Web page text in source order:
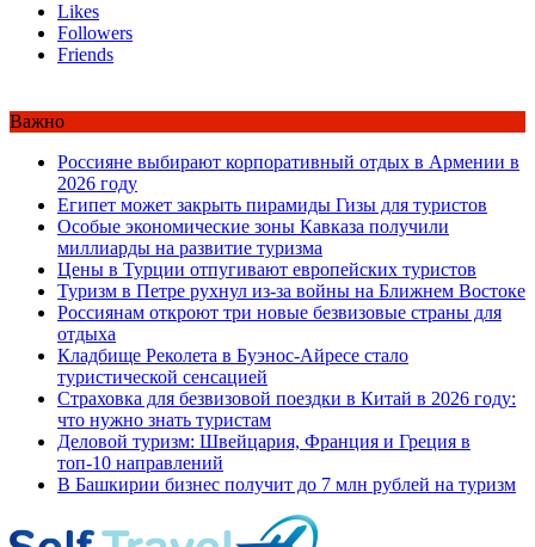
Likes
Followers
Friends
Важно
Россияне выбирают корпоративный отдых в Армении в
2026 году
Египет может закрыть пирамиды Гизы для туристов
Особые экономические зоны Кавказа получили
миллиарды на развитие туризма
Цены в Турции отпугивают европейских туристов
Туризм в Петре рухнул из-за войны на Ближнем Востоке
Россиянам откроют три новые безвизовые страны для
отдыха
Кладбище Реколета в Буэнос-Айресе стало
туристической сенсацией
Страховка для безвизовой поездки в Китай в 2026 году:
что нужно знать туристам
Деловой туризм: Швейцария, Франция и Греция в
топ-10 направлений
В Башкирии бизнес получит до 7 млн рублей на туризм